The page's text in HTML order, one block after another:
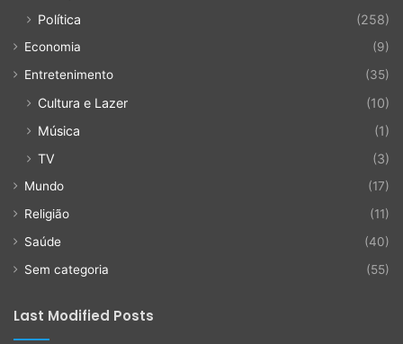
Política
(258)
Economia
(9)
Entretenimento
(35)
Cultura e Lazer
(10)
Música
(1)
TV
(3)
Mundo
(17)
Religião
(11)
Saúde
(40)
Sem categoria
(55)
Last Modified Posts